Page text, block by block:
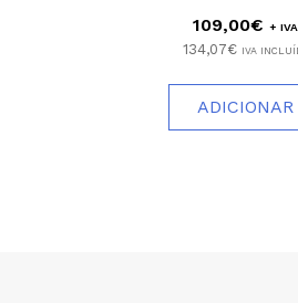
109,00€+ IVA
134,07€ IVA
ADICIONAR